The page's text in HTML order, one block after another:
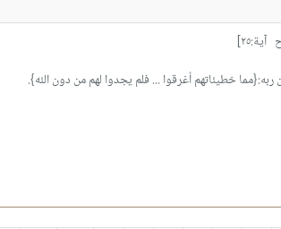
خطيئاتهم أغرقوا ... فلم يجدوا لهم من دون الله}.